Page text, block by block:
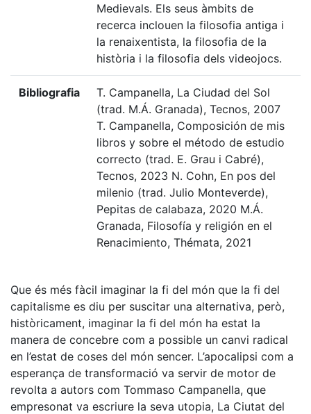
Medievals. Els seus àmbits de
recerca inclouen la filosofia antiga i
la renaixentista, la filosofia de la
història i la filosofia dels videojocs.
Bibliografia
T. Campanella, La Ciudad del Sol
(trad. M.Á. Granada), Tecnos, 2007
T. Campanella, Composición de mis
libros y sobre el método de estudio
correcto (trad. E. Grau i Cabré),
Tecnos, 2023 N. Cohn, En pos del
milenio (trad. Julio Monteverde),
Pepitas de calabaza, 2020 M.Á.
Granada, Filosofía y religión en el
Renacimiento, Thémata, 2021
Que és més fàcil imaginar la fi del món que la fi del
capitalisme es diu per suscitar una alternativa, però,
històricament, imaginar la fi del món ha estat la
manera de concebre com a possible un canvi radical
en l’estat de coses del món sencer. L’apocalipsi com a
esperança de transformació va servir de motor de
revolta a autors com Tommaso Campanella, que
empresonat va escriure la seva utopia, La Ciutat del